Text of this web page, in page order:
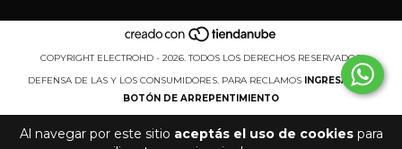
Al navegar por este sitio aceptás el uso de cookiespara
COPYRIGHT ELECTROHD - 2026. TODOS LOS DERECHOS RESERVADOS.
DEFENSA DE LAS Y LOS CONSUMIDORES. PARA RECLAMOS INGRESÁ ACÁ.
BOTÓN DE ARREPENTIMIENTO